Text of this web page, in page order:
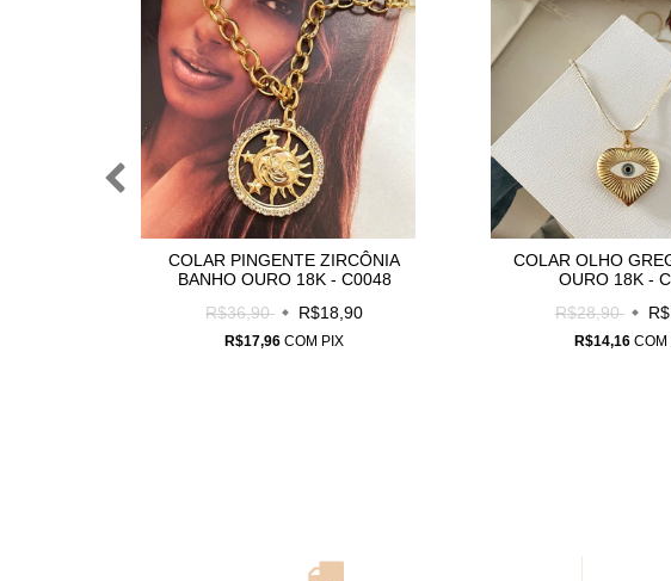
COLAR PINGENTE ZIRCÔNIA
BANHO OURO 18K - C0048
R$36,90
R$18,90
R$17,96COM PIX
COLAR OLHO
OURO 18K -
R$28,90
R$14,16 COM